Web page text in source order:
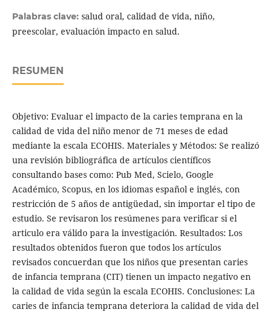
Palabras clave: salud oral, calidad de vida, niño,
preescolar, evaluación impacto en salud.
RESUMEN
Objetivo: Evaluar el impacto de la caries temprana en la
calidad de vida del niño menor de 71 meses de edad
mediante la escala ECOHIS. Materiales y Métodos: Se realizó
una revisión bibliográfica de artículos científicos
consultando bases como: Pub Med, Scielo, Google
Académico, Scopus, en los idiomas español e inglés, con
restricción de 5 años de antigüedad, sin importar el tipo de
estudio. Se revisaron los resúmenes para verificar si el
articulo era válido para la investigación. Resultados: Los
resultados obtenidos fueron que todos los artículos
revisados concuerdan que los niños que presentan caries
de infancia temprana (CIT) tienen un impacto negativo en
la calidad de vida según la escala ECOHIS. Conclusiones: La
caries de infancia temprana deteriora la calidad de vida del